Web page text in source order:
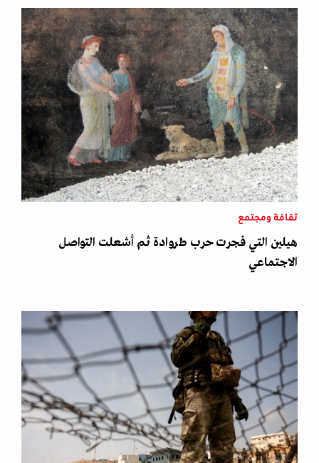
ثقافة ومجتمع
هيلين التي فجرت حرب طروادة ثم أشعلت التواصل
الاجتماعي